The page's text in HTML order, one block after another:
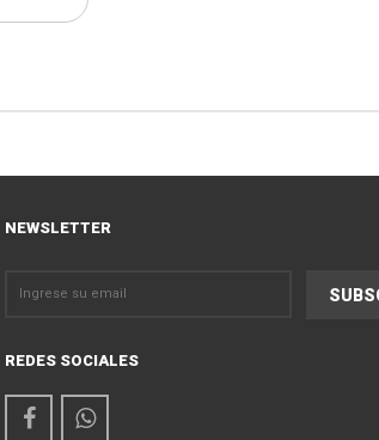
NEWSLETTER
REDES SOCIALES